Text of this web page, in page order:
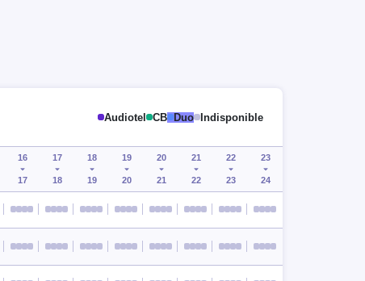
Audiotel CB Duo Indisponible
16
17
17
18
18
19
19
20
20
21
21
22
22
23
23
24